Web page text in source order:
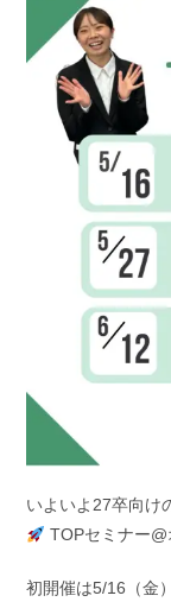
いよいよ27卒向け
TOPセミナー
初開催は5/16（金